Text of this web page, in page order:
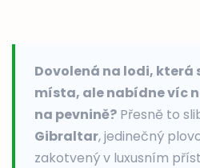
Dovolená na lodi, která
místa, ale nabídne víc
na pevnině? Přesně to
Gibraltar, jedinečný
zakotvený v luxusním